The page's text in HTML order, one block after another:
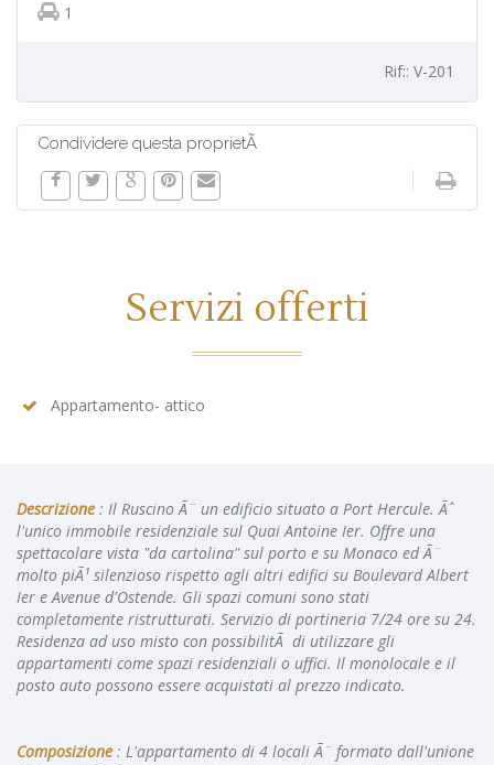
1
Rif:: V-201
Condividere questa proprietÃ
Servizi offerti
Appartamento- attico
Descrizione : Il Ruscino Ã¨ un edificio situato a Port Hercule. Ãˆ
l'unico immobile residenziale sul Quai Antoine Ier. Offre una
spettacolare vista "da cartolina" sul porto e su Monaco ed Ã¨
molto piÃ¹ silenzioso rispetto agli altri edifici su Boulevard Albert
Ier e Avenue d'Ostende. Gli spazi comuni sono stati
completamente ristrutturati. Servizio di portineria 7/24 ore su 24.
Residenza ad uso misto con possibilitÃ di utilizzare gli
appartamenti come spazi residenziali o uffici. Il monolocale e il
posto auto possono essere acquistati al prezzo indicato.
Composizione : L'appartamento di 4 locali Ã¨ formato dall'unione